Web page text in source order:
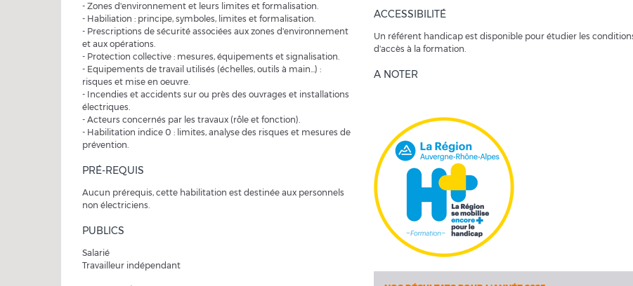
- Zones d'environnement et leurs limites et formalisation.
- Habiliation : principe, symboles, limites et formalisation.
- Prescriptions de sécurité associées aux zones d'environnement
et aux opérations.
- Protection collective : mesures, équipements et signalisation.
- Equipements de travail utilisés (échelles, outils à main...) :
risques et mise en oeuvre.
- Incendies et accidents sur ou près des ouvrages et installations
électriques.
- Acteurs concernés par les travaux (rôle et fonction).
- Habilitation indice 0 : limites, analyse des risques et mesures de
prévention.
PRÉ-REQUIS
Aucun prérequis, cette habilitation est destinée aux personnels
non électriciens.
PUBLICS
Salarié
Travailleur indépendant
ACCESSIBILITÉ
Un référent handicap est disponible pour étudier les
d'accès à la formation.
A NOTER